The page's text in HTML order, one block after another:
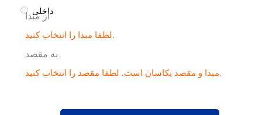
داخلی
از مبدا
لطفا مبدا را انتخاب کنید.
به مقصد
مبدا و مقصد یکاسان است.لطفا مقصد را انتخاب کنید.